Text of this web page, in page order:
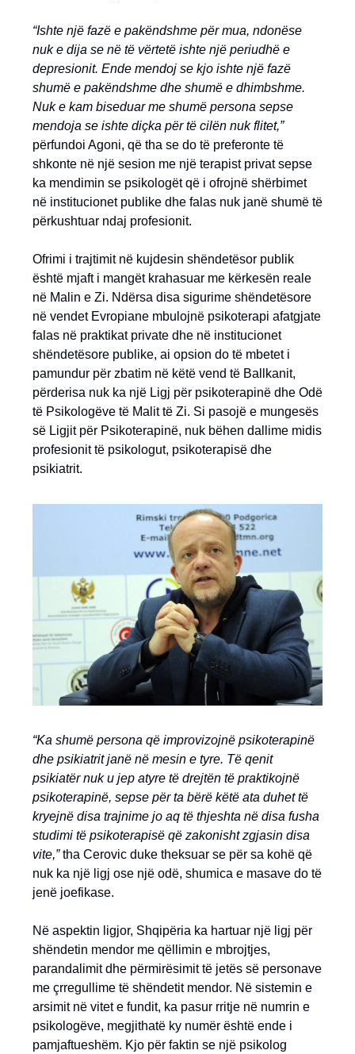
“Ishte një fazë e pakëndshme për mua, ndonëse
nuk e dija se në të vërtetë ishte një periudhë e
depresionit. Ende mendoj se kjo ishte një fazë
shumë e pakëndshme dhe shumë e dhimbshme.
Nuk e kam biseduar me shumë persona sepse
mendoja se ishte diçka për të cilën nuk flitet,”
përfundoi Agoni, që tha se do të preferonte të
shkonte në një sesion me një terapist privat sepse
ka mendimin se psikologët që i ofrojnë shërbimet
në institucionet publike dhe falas nuk janë shumë të
përkushtuar ndaj profesionit.
Ofrimi i trajtimit në kujdesin shëndetësor publik
është mjaft i mangët krahasuar me kërkesën reale
në Malin e Zi. Ndërsa disa sigurime shëndetësore
në vendet Evropiane mbulojnë psikoterapi afatgjate
falas në praktikat private dhe në institucionet
shëndetësore publike, ai opsion do të mbetet i
pamundur për zbatim në këtë vend të Ballkanit,
përderisa nuk ka një Ligj për psikoterapinë dhe Odë
të Psikologëve të Malit të Zi. Si pasojë e mungesës
së Ligjit për Psikoterapinë, nuk bëhen dallime midis
profesionit të psikologut, psikoterapisë dhe
psikiatrit.
“Ka shumë persona që improvizojnë psikoterapinë
dhe psikiatrit janë në mesin e tyre. Të qenit
psikiatër nuk u jep atyre të drejtën të praktikojnë
psikoterapinë, sepse për ta bërë këtë ata duhet të
kryejnë disa trajnime jo aq të thjeshta në disa fusha
studimi të psikoterapisë që zakonisht zgjasin disa
vite,”tha Cerovic duke theksuar se për sa kohë që
nuk ka një ligj ose një odë, shumica e masave do të
jenë joefikase.
Në aspektin ligjor, Shqipëria ka hartuar një ligj për
shëndetin mendor me qëllimin e mbrojtjes,
parandalimit dhe përmirësimit të jetës së personave
me çrregullime të shëndetit mendor. Në sistemin e
arsimit në vitet e fundit, ka pasur rritje në numrin e
psikologëve, megjithatë ky numër është ende i
pamjaftueshëm. Kjo për faktin se një psikolog